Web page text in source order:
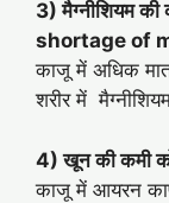
3) मैग्नीशियम की
shortage of
काजू में अधिक
शरीर में
4) खून की कमी
काजू में आयरन